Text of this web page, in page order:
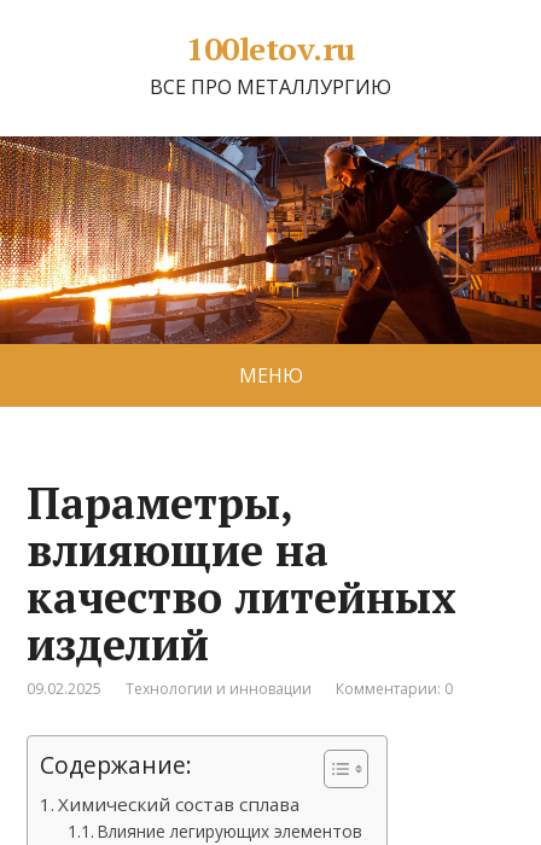
100letov.ru
ВСЕ ПРО МЕТАЛЛУРГИЮ
МЕНЮ
Параметры,
влияющие на
качество литейных
изделий
09.02.2025 Технологии и инновации Комментарии: 0
Содержание:
Химический состав сплава
Влияние легирующих элементов